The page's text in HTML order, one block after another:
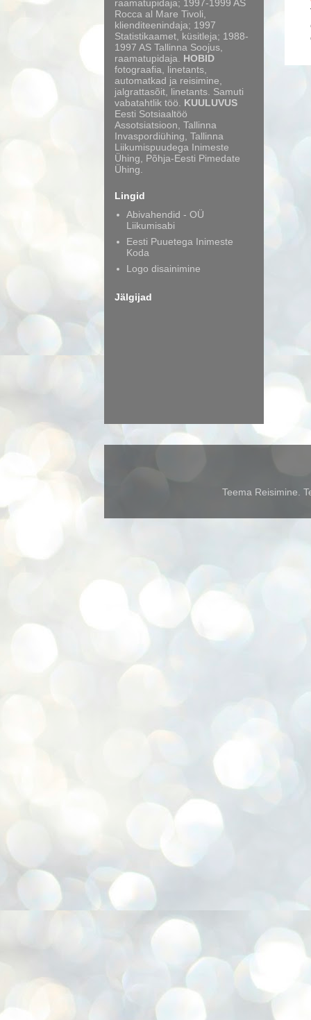
raamatupidaja; 1997-1999 AS
Rocca al Mare Tivoli,
klienditeenindaja; 1997
Statistikaamet, küsitleja; 1988-
1997 AS Tallinna Soojus,
raamatupidaja. HOBID
fotograafia, linetants,
automatkad ja reisimine,
jalgrattasõit, linetants. Samuti
vabatahtlik töö. KUULUVUS
Eesti Sotsiaaltöö
Assotsiatsioon, Tallinna
Invaspordiühing, Tallinna
Liikumispuudega Inimeste
Ühing, Põhja-Eesti Pimedate
Ühing.
Lingid
Abivahendid - OÜ
Liikumisabi
Eesti Puuetega Inimeste
Koda
Logo disainimine
Jälgijad
Teema Reisimine.